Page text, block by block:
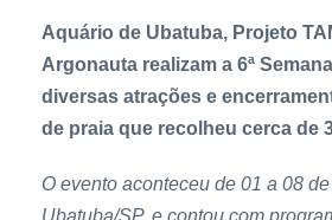
Aquário de Ubatuba, Projeto
Argonauta realizam a 6ª
diversas atrações e
de praia que recolheu cerca de
O evento aconteceu de 01 a 08
Ubatuba/SP, e contou com